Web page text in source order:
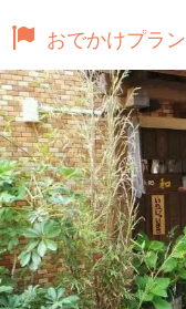
おでかけプラン